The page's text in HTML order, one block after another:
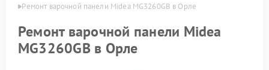
Ремонт варочной панели Midea MG3260GB в Орле
Ремонт варочной панели Midea
MG3260GB в Орле